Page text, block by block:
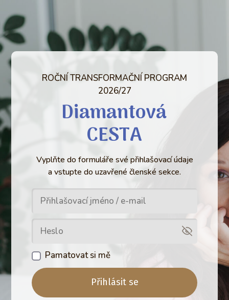
ROČNÍ TRANSFORMAČNÍ PROGRAM
2026/27
Diamantová
CESTA
Vyplňte do formuláře své přihlašovací údaje
a vstupte do uzavřené členské sekce.
Pamatovat si mě
Přihlásit se